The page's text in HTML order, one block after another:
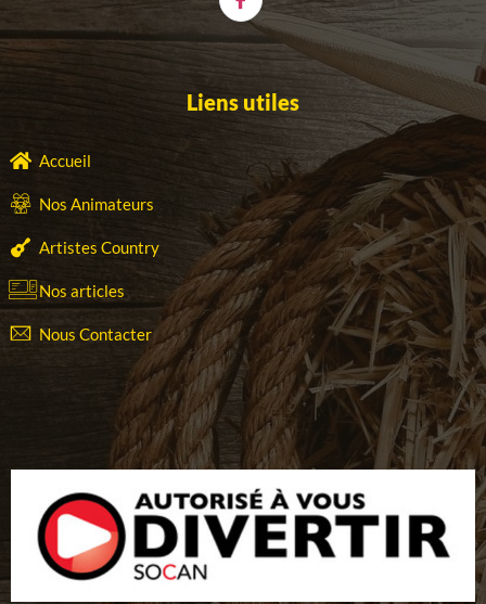
Liens utiles
Accueil
Nos Animateurs
Artistes Country
Nos articles
Nous Contacter